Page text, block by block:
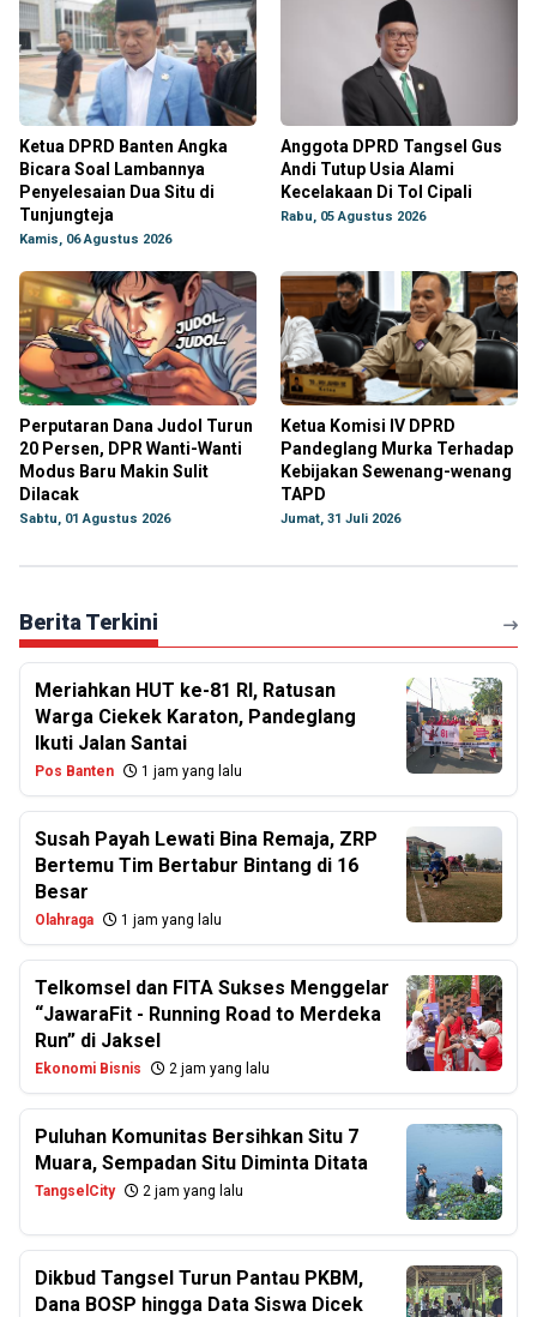
Ketua DPRD Banten Angka
Bicara Soal Lambannya
Penyelesaian Dua Situ di
Tunjungteja
Kamis, 06 Agustus 2026
Anggota DPRD Tangsel Gus
Andi Tutup Usia Alami
Kecelakaan Di Tol Cipali
Rabu, 05 Agustus 2026
Perputaran Dana Judol Turun
20 Persen, DPR Wanti-Wanti
Modus Baru Makin Sulit
Dilacak
Sabtu, 01 Agustus 2026
Ketua Komisi IV DPRD
Pandeglang Murka Terhadap
Kebijakan Sewenang-wenang
TAPD
Jumat, 31 Juli 2026
Berita Terkini
Meriahkan HUT ke-81 RI, Ratusan
Warga Ciekek Karaton, Pandeglang
Ikuti Jalan Santai
Pos Banten 1 jam yang lalu
Susah Payah Lewati Bina Remaja, ZRP
Bertemu Tim Bertabur Bintang di 16
Besar
Olahraga 1 jam yang lalu
Telkomsel dan FITA Sukses Menggelar
“JawaraFit - Running Road to Merdeka
Run” di Jaksel
Ekonomi Bisnis 2 jam yang lalu
Puluhan Komunitas Bersihkan Situ 7
Muara, Sempadan Situ Diminta Ditata
TangselCity 2 jam yang lalu
Dikbud Tangsel Turun Pantau PKBM,
Dana BOSP hingga Data Siswa Dicek